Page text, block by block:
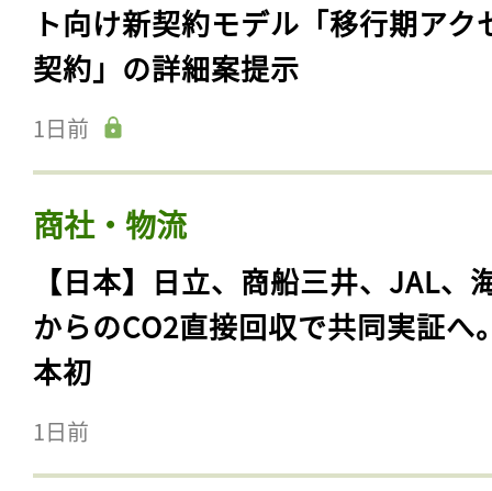
ト向け新契約モデル「移行期アク
契約」の詳細案提示
1日前
商社・物流
【日本】日立、商船三井、JAL、
からのCO2直接回収で共同実証へ
本初
1日前